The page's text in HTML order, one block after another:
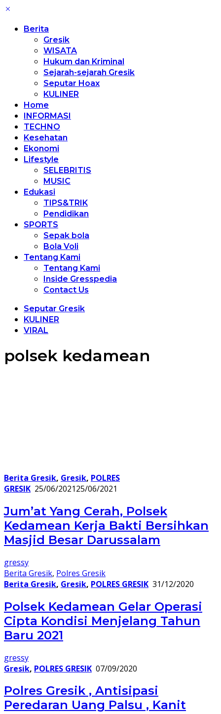
Berita
Gresik
WISATA
Hukum dan Kriminal
Sejarah-sejarah Gresik
Seputar Hoax
KULINER
Home
INFORMASI
TECHNO
Kesehatan
Ekonomi
Lifestyle
SELEBRITIS
MUSIC
Edukasi
TIPS&TRIK
Pendidikan
SPORTS
Sepak bola
Bola Voli
Tentang Kami
Tentang Kami
Inside Gresspedia
Contact Us
Seputar Gresik
KULINER
VIRAL
polsek kedamean
Berita Gresik, Gresik, POLRES
GRESIK 25/06/202125/06/2021
Jum’at Yang Cerah, Polsek
Kedamean Kerja Bakti Bersihkan
Masjid Besar Darussalam
gressy
Berita Gresik, Polres Gresik
Berita Gresik, Gresik, POLRES GRESIK 31/12/2020
Polsek Kedamean Gelar Operasi
Cipta Kondisi Menjelang Tahun
Baru 2021
gressy
Gresik, POLRES GRESIK 07/09/2020
Polres Gresik , Antisipasi
Peredaran Uang Palsu , Kanit